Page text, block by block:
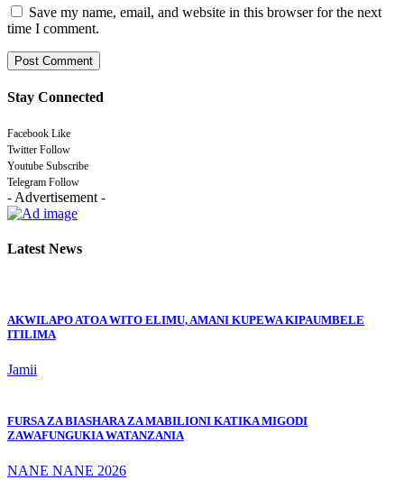
Save my name, email, and website in this browser for the next
time I comment.
Stay Connected
Facebook Like
Twitter Follow
Youtube Subscribe
Telegram Follow
- Advertisement -
Latest News
AKWILAPO ATOA WITO ELIMU, AMANI KUPEWA KIPAUMBELE
ITILIMA
Jamii
FURSA ZA BIASHARA ZA MABILIONI KATIKA MIGODI
ZAWAFUNGUKIA WATANZANIA
NANE NANE 2026